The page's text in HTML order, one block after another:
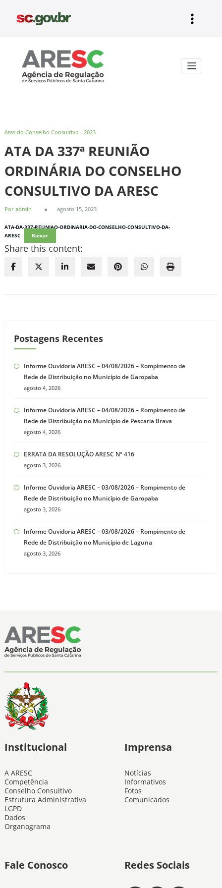
Atas do Conselho Consultivo - 2023
ATA DA 337ª REUNIÃO
ORDINÁRIA DO CONSELHO
CONSULTIVO DA ARESC
Por admin agosto 15, 2023
ATA-DA-337-REUNIAO-ORDINARIA-DO-CONSELHO-CONSULTIVO-DA-
ARESC
Baixar
Share this content:
Postagens Recentes
Informe Ouvidoria ARESC – 04/08/2026 – Rompimento de
Rede de Distribuição no Município de Garopaba
agosto 4, 2026
Informe Ouvidoria ARESC – 04/08/2026 – Rompimento de
Rede de Distribuição no Município de Pescaria Brava
agosto 4, 2026
ERRATA DA RESOLUÇÃO ARESC Nº 416
agosto 3, 2026
Informe Ouvidoria ARESC – 03/08/2026 – Rompimento de
Rede de Distribuição no Município de Garopaba
agosto 3, 2026
Informe Ouvidoria ARESC – 03/08/2026 – Rompimento de
Rede de Distribuição no Município de Laguna
agosto 3, 2026
Institucional
A ARESC
Competência
Conselho Consultivo
Estrutura Administrativa
LGPD
Dados
Organograma
Imprensa
Notícias
Informativos
Fotos
Comunicados
Fale Conosco Redes Sociais